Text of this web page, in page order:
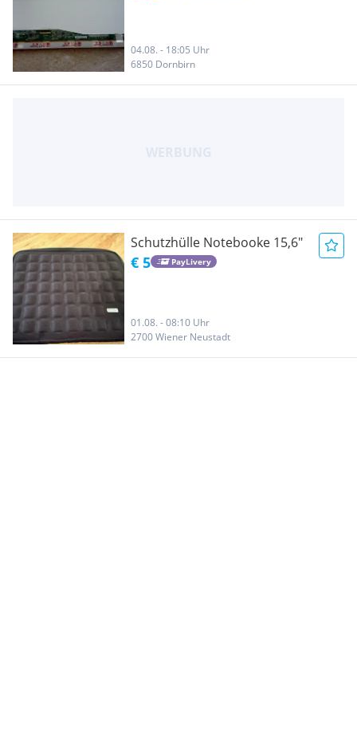
04.08. - 18:05 Uhr
6850 Dornbirn
Schutzhülle Notebooke 15,6"
€ 5 PayLivery
01.08. - 08:10 Uhr
2700 Wiener Neustadt